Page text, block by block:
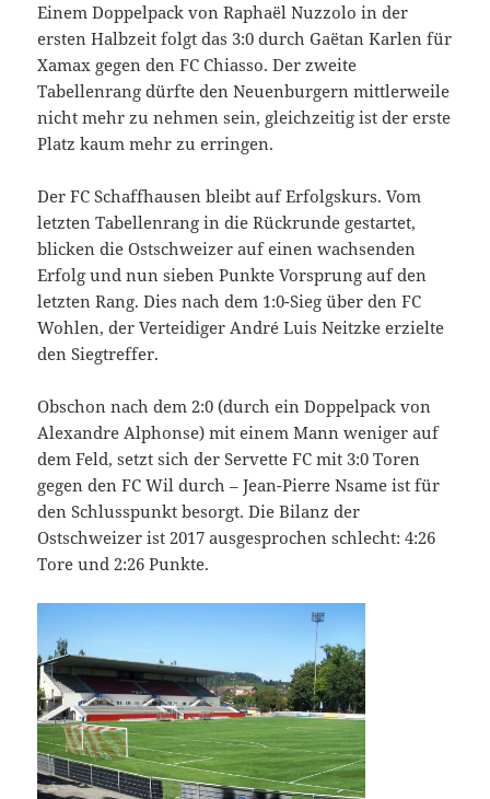
Einem Doppelpack von Raphaël Nuzzolo in der
ersten Halbzeit folgt das 3:0 durch Gaëtan Karlen für
Xamax gegen den FC Chiasso. Der zweite
Tabellenrang dürfte den Neuenburgern mittlerweile
nicht mehr zu nehmen sein, gleichzeitig ist der erste
Platz kaum mehr zu erringen.
Der FC Schaffhausen bleibt auf Erfolgskurs. Vom
letzten Tabellenrang in die Rückrunde gestartet,
blicken die Ostschweizer auf einen wachsenden
Erfolg und nun sieben Punkte Vorsprung auf den
letzten Rang. Dies nach dem 1:0-Sieg über den FC
Wohlen, der Verteidiger André Luis Neitzke erzielte
den Siegtreffer.
Obschon nach dem 2:0 (durch ein Doppelpack von
Alexandre Alphonse) mit einem Mann weniger auf
dem Feld, setzt sich der Servette FC mit 3:0 Toren
gegen den FC Wil durch – Jean-Pierre Nsame ist für
den Schlusspunkt besorgt. Die Bilanz der
Ostschweizer ist 2017 ausgesprochen schlecht: 4:26
Tore und 2:26 Punkte.